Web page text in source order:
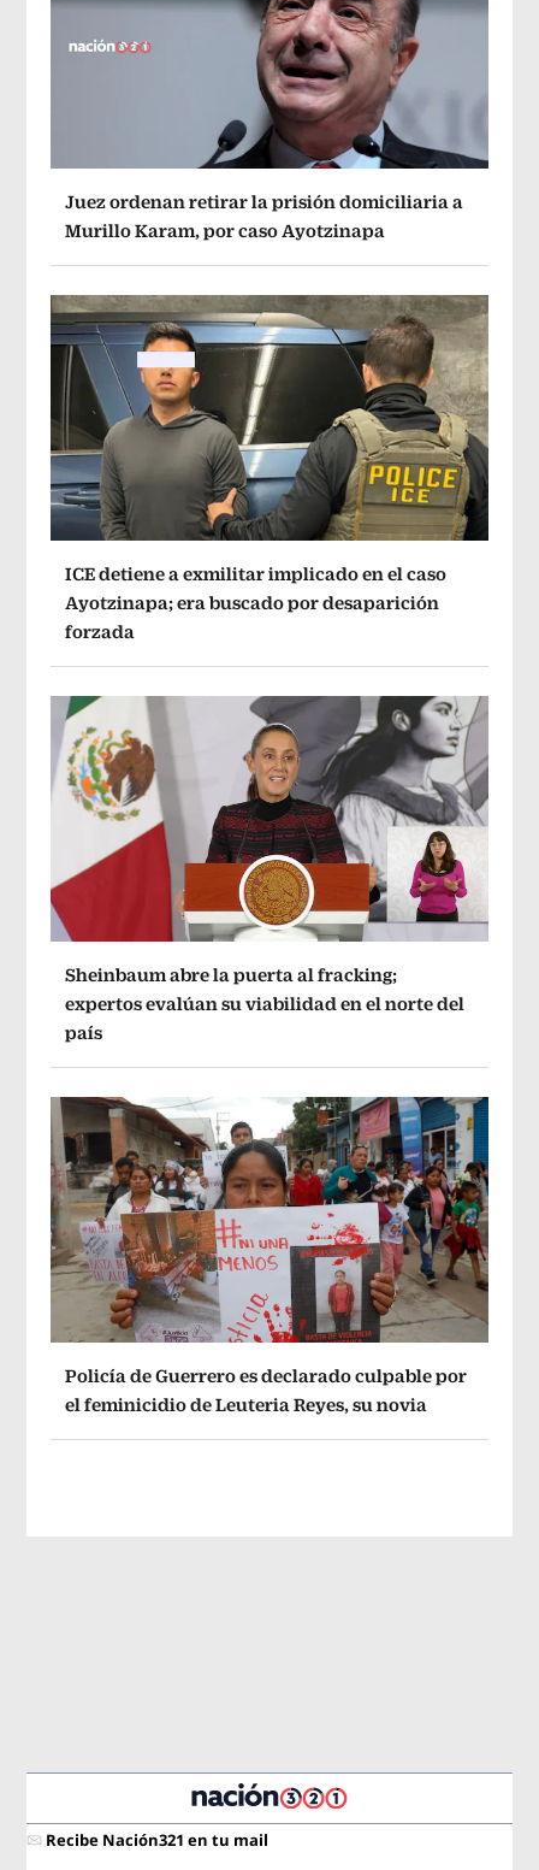
Juez ordenan retirar la prisión domiciliaria a
Murillo Karam, por caso Ayotzinapa
ICE detiene a exmilitar implicado en el caso
Ayotzinapa; era buscado por desaparición
forzada
Sheinbaum abre la puerta al fracking;
expertos evalúan su viabilidad en el norte del
país
Policía de Guerrero es declarado culpable por
el feminicidio de Leuteria Reyes, su novia
Recibe Nación321 en tu mail